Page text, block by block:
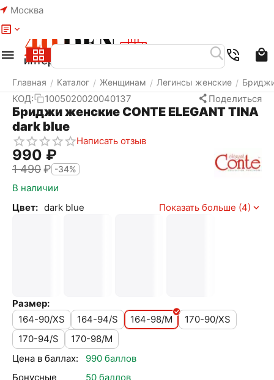
Москва
Главная / Каталог / Женщинам / Легинсы женские /
КОД: 1005020020040137 Поделиться
Бриджи женские CONTE ELEGANT TINA
dark blue
Написать отзыв
‍990‍ ₽
1 490₽ -34%
В наличии
Цвет: dark blue Показать больше (4)
Размер:
164-90/XS
164-94/S 164-98/M
170-90/XS
170-94/S
170-98/M
Цена в баллах:
990 баллов
Бонусные
50 баллов
Меню